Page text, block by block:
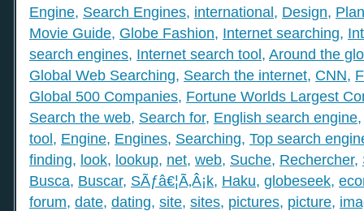
Engine, Search Engines, international, Design,
Movie Guide, Globe Fashion, Internet searching,
search engines, Internet search tool, Around the
Global Web Searching, Search the internet, CNN,
Global 500 Companies, Fortune Worlds Largest
Search the web, Search for, English search engine
tool, Engine, Engines, Searching, Top search
finding, look, lookup, net, web, Suche, Rechercher,
Busca, Buscar, SÃƒâ€¦Ã‚Â¡k, Haku, globeseek,
forum, date, dating, site, sites, pictures, picture,